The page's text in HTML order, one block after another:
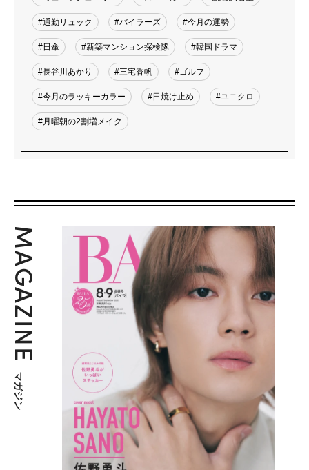
#通勤リュック #バイラーズ #今月の運勢
#日傘 #新築マンション探検隊 #韓国ドラマ
#長谷川あかり #三宅香帆 #ゴルフ
#今月のラッキーカラー #日焼け止め #ユニクロ
#月曜朝の2割増メイク
MAGAZINE
マガジン